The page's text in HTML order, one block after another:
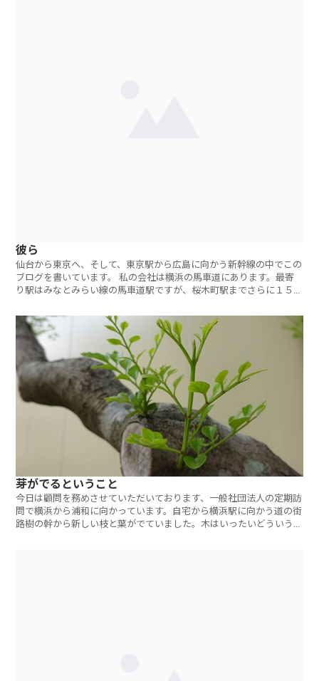
彼ら
仙台から東京ヘ、そして、東京駅から広島に向かう新幹線の中でこの
ブログを書いています。 私の会社は横浜の馬車道にあります。最寄
り駅はみなとみらい線の馬車道駅ですが、桜木町駅までさらに１５分
芽がでるということ
今日は顧問を務めさせていただいております、一般社団法人の定期訪
問で横浜から浦和に向かっています。自宅から横浜駅に向かう道の街
路樹の幹から新しい枝と葉がでていました。木はいったいどういう仕